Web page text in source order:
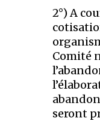
2°) A
Comité
seront